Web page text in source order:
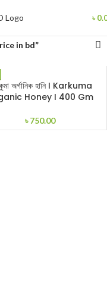
৳
in bd”
অর্গানিক হানি I Karkuma
Honey I 400 Gm
৳750.00